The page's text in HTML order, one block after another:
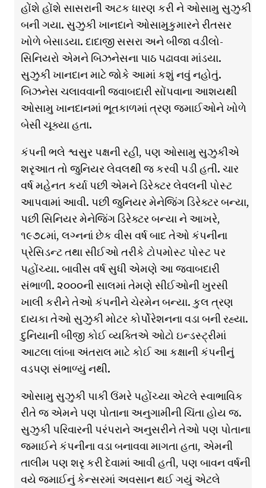
હોંશે હોંશે સાસરાની અટક ધારણ કરી ને ઓસામુ સુઝુકી
બની ગયા. સુઝુકી ખાનદાને ઓસામુકુમારને રીતસર
ખોળે બેસાડયા. દાદાજી સસરા અને બીજા વડીલો-
સિનિયરો એમને બિઝનેસના પાઠ પઢાવવા માંડયા.
સુઝુકી ખાનદાન માટે જોકે આમાં કશું નવું નહોતું.
બિઝનેસ ચલાવવાની જવાબદારી સોંપવાના આશયથી
ઓસામુ ખાનદાનમાં ભૂતકાળમાં ત્રણ જમાઈઓને ખોળે
બેસી ચૂક્યા હતા.
કંપની ભલે શ્વસુર પક્ષની રહી, પણ ઓસામુ સુઝુકીએ
શરૃઆત તો જુનિયર લેવલથી જ કરવી પડી હતી. ચાર
વર્ષ મહેનત કર્યા પછી એમને ડિરેક્ટર લેવલની પોસ્ટ
આપવામાં આવી. પછી જુનિયર મેનેજિંગ ડિરેક્ટર બન્યા,
પછી સિનિયર મેનેજિંગ ડિરેક્ટર બન્યા ને આખરે,
૧૯૭૮માં, લગ્નનાં છેક વીસ વર્ષ બાદ તેઓ કંપનીના
પ્રેસિડન્ટ તથા સીઈઓ તરીકે ટોપમોસ્ટ પોસ્ટ પર
પહોંચ્યા. બાવીસ વર્ષ સુધી એમણે આ જવાબદારી
સંભાળી. ૨૦૦૦ની સાલમાં તેમણે સીઈઓની ખુરસી
ખાલી કરીને તેઓ કંપનીને ચેરમેન બન્યા. કુલ ત્રણ
દાયકા તેઓ સુઝુકી મોટર કોર્પોરેશનના વડા બની રહ્યા.
દુનિયાની બીજી કોઈ વ્યક્તિએ ઓટો ઇન્ડસ્ટ્રીમાં
આટલા લાંબા અંતરાલ માટે કોઈ આ કક્ષાની કંપનીનું
વડપણ સંભાળ્યું નથી.
ઓસામુ સુઝુકી પાકી ઉંમરે પહોંચ્યા એટલે સ્વાભાવિક
રીતે જ એમને પણ પોતાના અનુગામીની ચિંતા હોય જ.
સુઝુકી પરિવારની પરંપરાને અનુસરીને તેઓ પણ પોતાના
જમાઈને કંપનીના વડા બનાવવા માગતા હતા, એમની
તાલીમ પણ શરૃ કરી દેવામાં આવી હતી, પણ બાવન વર્ષની
વયે જમાઈનું કેન્સરમાં અવસાન થઈ ગયું એટલે